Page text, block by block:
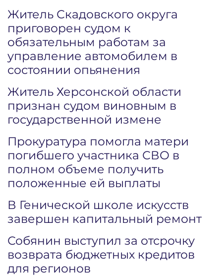
Житель Скадовского округа
приговорен судом к
обязательным работам за
управление автомобилем в
состоянии опьянения
Житель Херсонской области
признан судом виновным в
государственной измене
Прокуратура помогла матери
погибшего участника СВО в
полном объеме получить
положенные ей выплаты
В Генической школе искусств
завершен капитальный ремонт
Собянин выступил за отсрочку
возврата бюджетных кредитов
для регионов